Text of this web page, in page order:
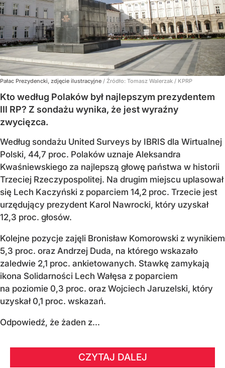
Pałac Prezydencki, zdjęcie ilustracyjne / Źródło: Tomasz Walerzak / KPRP
Kto według Polaków był najlepszym prezydentem
III RP? Z sondażu wynika, że jest wyraźny
zwycięzca.
Według sondażu United Surveys by IBRIS dla Wirtualnej
Polski, 44,7 proc. Polaków uznaje Aleksandra
Kwaśniewskiego za najlepszą głowę państwa w historii
Trzeciej Rzeczypospolitej. Na drugim miejscu uplasował
się Lech Kaczyński z poparciem 14,2 proc. Trzecie jest
urzędujący prezydent Karol Nawrocki, który uzyskał
12,3 proc. głosów.
Kolejne pozycje zajęli Bronisław Komorowski z wynikiem
5,3 proc. oraz Andrzej Duda, na którego wskazało
zaledwie 2,1 proc. ankietowanych. Stawkę zamykają
ikona Solidarności Lech Wałęsa z poparciem
na poziomie 0,3 proc. oraz Wojciech Jaruzelski, który
uzyskał 0,1 proc. wskazań.
Odpowiedź, że żaden z...
CZYTAJ DALEJ